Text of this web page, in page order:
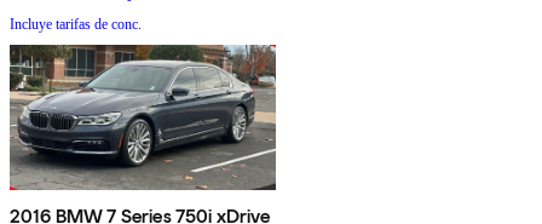
Incluye tarifas de conc.
2016 BMW 7 Series 750i xDrive